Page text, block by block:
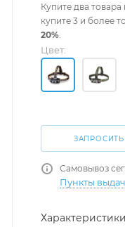
Купите два товара
купите 3 и более
20%
Цвет:
Самовывоз
Пункты
Характеристики